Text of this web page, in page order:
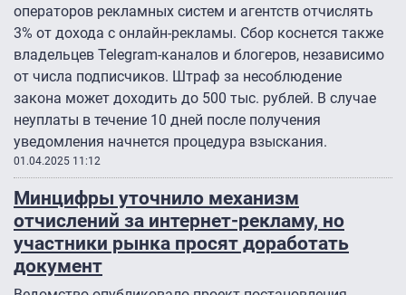
операторов рекламных систем и агентств отчислять
3% от дохода с онлайн-рекламы. Сбор коснется также
владельцев Telegram-каналов и блогеров, независимо
от числа подписчиков. Штраф за несоблюдение
закона может доходить до 500 тыс. рублей. В случае
неуплаты в течение 10 дней после получения
уведомления начнется процедура взыскания.
01.04.2025 11:12
Минцифры уточнило механизм
отчислений за интернет-рекламу, но
участники рынка просят доработать
документ